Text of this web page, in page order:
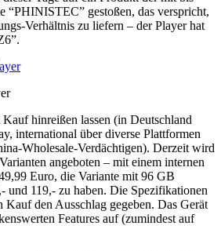
“PHINISTEC” gestoßen, das verspricht,
Verhältnis zu liefern – der Player hat
hinreißen lassen (in Deutschland
international über diverse Plattformen
Wholesale-Verdächtigen). Derzeit wird
angeboten – mit einem internen
Euro, die Variante mit 96 GB
und 119,- zu haben. Die Spezifikationen
Kauf den Ausschlag gegeben. Das Gerät
Features auf (zumindest auf